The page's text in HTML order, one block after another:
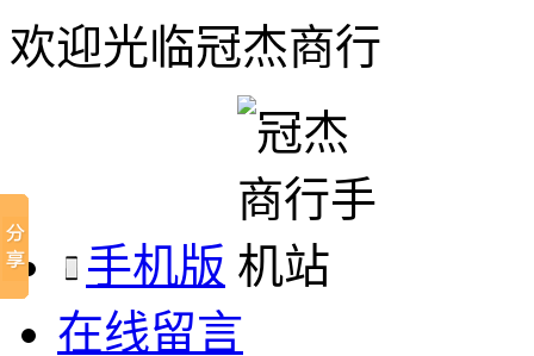
欢迎光临冠杰商行
手机版
在线留言